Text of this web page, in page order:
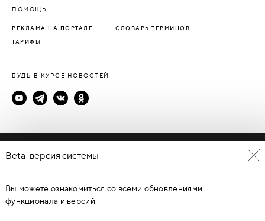
ПОМОЩЬ
РЕКЛАМА НА ПОРТАЛЕ СЛОВАРЬ ТЕРМИНОВ
ТАРИФЫ
БУДЬ В КУРСЕ НОВОСТЕЙ
Политика конфиденциальности
© Каталог дверей - DverProf, 2021-2026Материалы сайта
являются объектами авторского права. Запрещается
копирование, распространение, любое использование
Beta-версия системы
Вы можете ознакомиться со всеми обновлениями
функционала и версий.